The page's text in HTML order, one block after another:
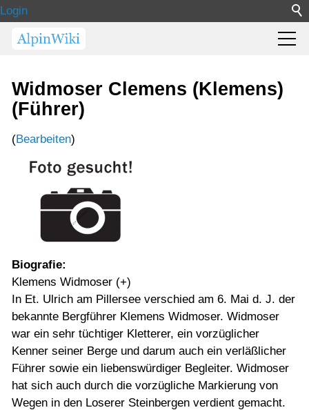
Login
Widmoser Clemens (Klemens)
(Führer)
(Bearbeiten)
Biografie:
Klemens Widmoser (+)
In Et. Ulrich am Pillersee verschied am 6. Mai d. J. der
bekannte Bergführer Klemens Widmoser. Widmoser
war ein sehr tüchtiger Kletterer, ein vorzüglicher
Kenner seiner Berge und darum auch ein verläßlicher
Führer sowie ein liebenswürdiger Begleiter. Widmoser
hat sich auch durch die vorzügliche Markierung von
Wegen in den Loserer Steinbergen verdient gemacht.